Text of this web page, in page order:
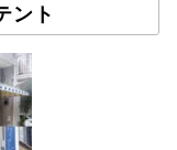
ント